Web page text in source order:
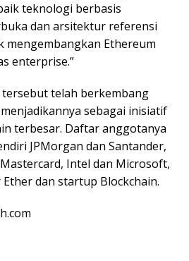
teknologi berbasis
dan arsitektur referensi
Ethereum
enterprise.”
tersebut telah berkembang
sebagai inisiatif
terbesar. Daftar anggotanya
JPMorgan dan Santander,
Intel dan Microsoft,
dan startup Blockchain.